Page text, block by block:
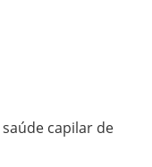
capilar de